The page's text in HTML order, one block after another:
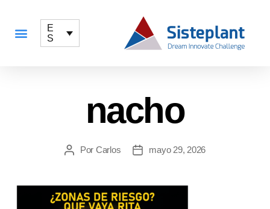
E
S
nacho
Por Carlos mayo 29, 2026